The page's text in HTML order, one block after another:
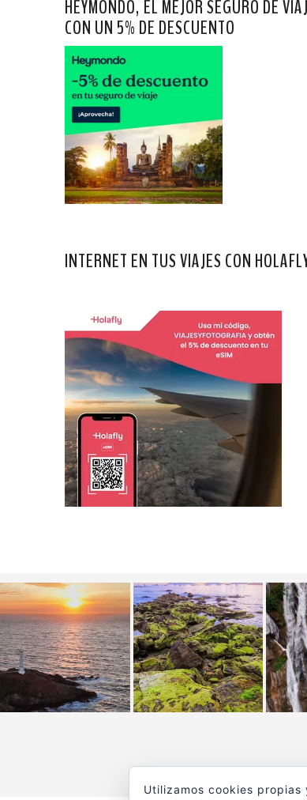
HEYMONDO, EL MEJOR SEGURO DE
CON UN 5% DE DESCUENTO
INTERNET EN TUS VIAJES CON
Utilizamos cookies